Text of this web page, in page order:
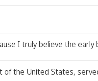
I truly believe the
the United States,